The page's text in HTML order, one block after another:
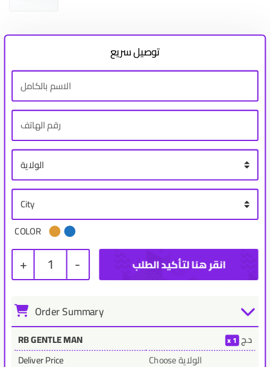
توصيل سريع
COLOR
+ 1 -
Order Summary
RB GENTLE MAN 1 د.ج
Deliver Price
Choose الولاية